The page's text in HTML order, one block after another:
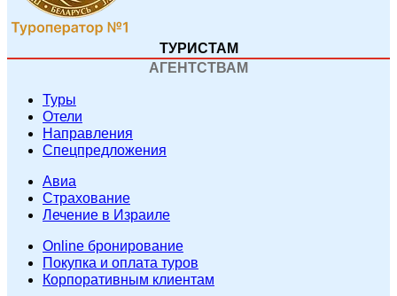
ТУРИСТАМ
АГЕНТСТВАМ
Туры
Отели
Направления
Спецпредложения
Авиа
Страхование
Лечение в Израиле
Online бронирование
Покупка и оплата туров
Корпоративным клиентам